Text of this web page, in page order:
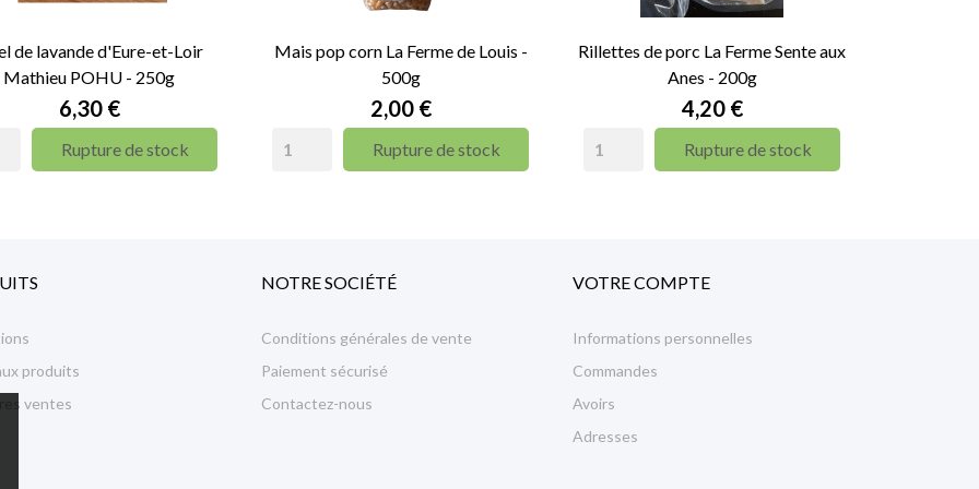
de lavande d'Eure-et-Loir
Mathieu POHU - 250g
Prix
6,30 €
Rupture de stock
Mais pop corn La Ferme de Louis -
500g
Prix
2,00 €
Rupture de stock
Rillettes de porc La Ferme Sente aux
Anes - 200g
Prix
4,20 €
Rupture de stock
produits
ventes
NOTRE SOCIÉTÉ
Conditions générales de vente
Paiement sécurisé
Contactez-nous
VOTRE COMPTE
Informations personnelles
Commandes
Avoirs
Adresses